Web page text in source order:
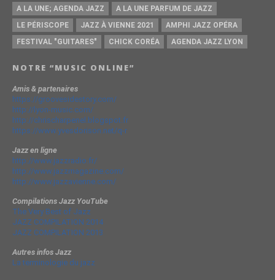
A LA UNE; AGENDA JAZZ
A LA UNE PARFUM DE JAZZ
LE PÉRISCOPE
JAZZ À VIENNE 2021
AMPHI JAZZ OPÉRA
FESTIVAL "GUITARES"
CHICK CORÉA AGENDA JAZZ LYON
NOTRE “MUSIC ONLINE”
Amis & partenaires
https://groovesidestory.com/
http://lyon-music.com/
http://chrischarpenel.blogspot.fr
https://www.yvesdorison.net/q-r
Jazz en ligne
http://www.jazzradio.fr/
http://www.jazzmagazine.com/
http://www.jazzavienne.com/
Compilations Jazz YouTube
The Very Best of Jazz
JAZZ COMPILATION 2014
JAZZ COMPILATION 2013
Autres infos Jazz
La terminologie du jazz